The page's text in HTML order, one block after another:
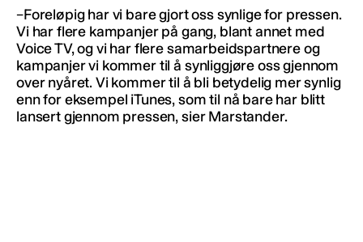
–Foreløpig har vi bare gjort oss synlige for pressen.
Vi har flere kampanjer på gang, blant annet med
Voice TV, og vi har flere samarbeidspartnere og
kampanjer vi kommer til å synliggjøre oss gjennom
over nyåret. Vi kommer til å bli betydelig mer synlig
enn for eksempel iTunes, som til nå bare har blitt
lansert gjennom pressen, sier Marstander.